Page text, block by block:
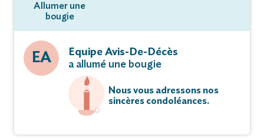
Allumer une
bougie
EA
Equipe Avis-De-Décès
a allumé une bougie
Nous vous adressons nos
sincères condoléances.